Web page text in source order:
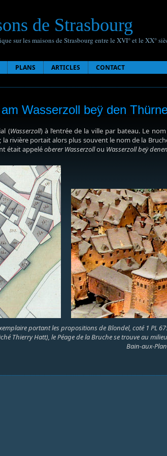
de Strasbourg
sur les maisons de Strasbourg entre le XVI° et le XX°
PLANS ARTICLES CONTACT
Wasserzoll beÿ den
(Wasserzoll) à l’entrée de la ville par bateau. Le
rivière portait alors plus souvent le nom de la
était appeléoberer Wasserzollou Wasserzoll beÿ
portant les propositions de Blondel, coté 1 PL
Thierry Hatt), le Péage de la Bruche se trouve au
Bain-aux-